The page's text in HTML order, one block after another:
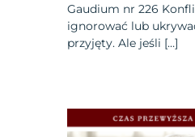
Gaudium nr 226
ignorować lub
przyjęty. Ale jeśli […]